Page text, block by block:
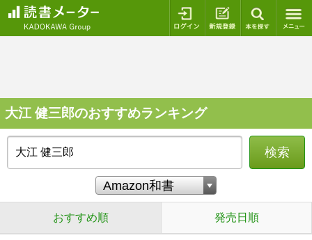
ログイン 新規登録
大江 健三郎のおすすめランキング
検索
おすすめ順 発売日順